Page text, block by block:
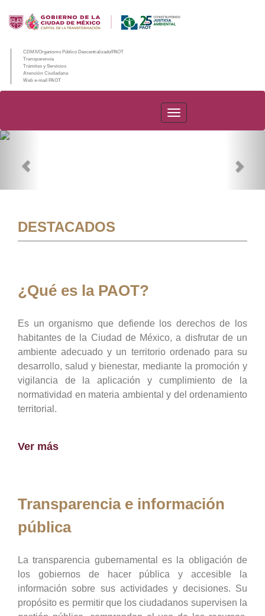
CDMX/Organismo Público Descentralizado/PAOT
Transparencia
Trámites y Servicios
Atención Ciudadana
Web e-mail PAOT
PAOT
DESTACADOS
¿Qué es la PAOT?
Es un organismo que defiende los derechos de los
habitantes de la Ciudad de México, a disfrutar de un
ambiente adecuado y un territorio ordenado para su
desarrollo, salud y bienestar, mediante la promoción y
vigilancia de la aplicación y cumplimiento de la
normatividad en materia ambiental y del ordenamiento
territorial.
Ver más
Transparencia e información
pública
La transparencia gubernamental es la obligación de
los gobiernos de hacer pública y accesible la
información sobre sus actividades y decisiones. Su
propósito es permitir que los ciudadanos supervisen la